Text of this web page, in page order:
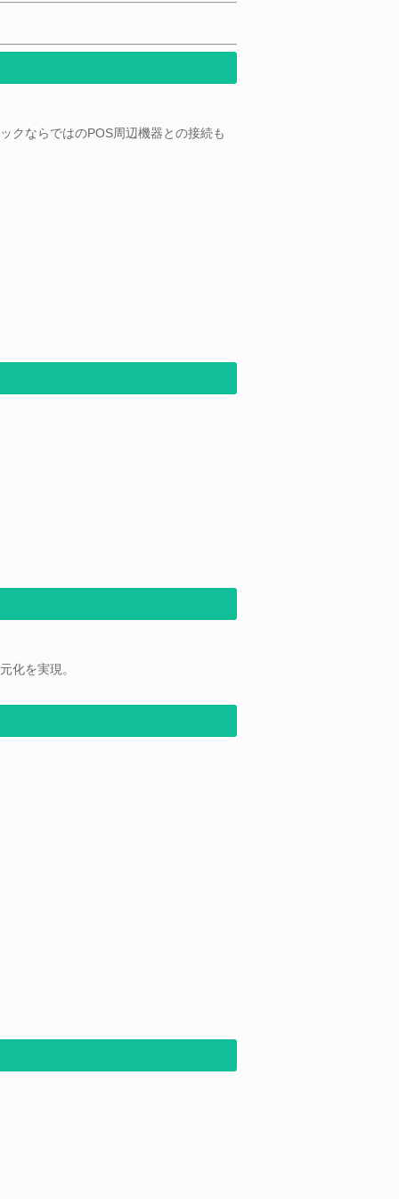
クならではのPOS周辺機器との接続も
化を実現。